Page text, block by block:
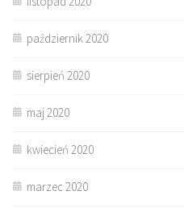
październik 2020
sierpień 2020
maj 2020
kwiecień 2020
marzec 2020